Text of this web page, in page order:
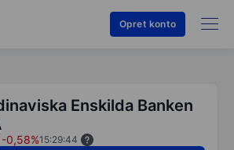
Opret konto
Enskilda Banken
-0,58%15:29:44